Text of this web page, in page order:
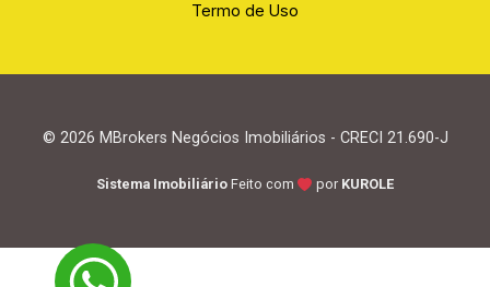
Termo de Uso
© 2026 MBrokers Negócios Imobiliários - CRECI 21.690-J
Sistema Imobiliário Feito com por KUROLE